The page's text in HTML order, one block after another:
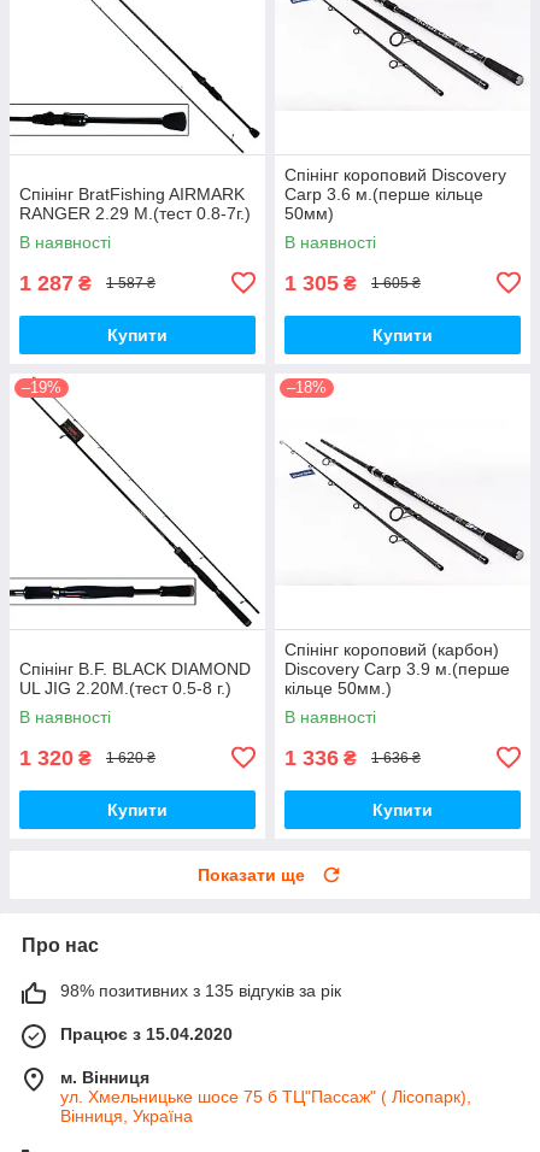
Спінінг BratFishing AIRMARK
RANGER 2.29 М.(тест 0.8-7г.)
В наявності
1 287 ₴ 1 587 ₴
Купити
Спінінг короповий Discovery
Carp 3.6 м.(перше кільце
50мм)
В наявності
1 305 ₴ 1 605 ₴
Купити
–19%
Спінінг B.F. BLACK DIAMOND
UL JIG 2.20M.(тест 0.5-8 г.)
В наявності
1 320 ₴ 1 620 ₴
Купити
–18%
Спінінг короповий (карбон)
Discovery Carp 3.9 м.(перше
кільце 50мм.)
В наявності
1 336 ₴ 1 636 ₴
Купити
Показати ще
Про нас
98% позитивних з 135 відгуків за рік
Працює з 15.04.2020
м. Вінниця
ул. Хмельницьке шосе 75 б ТЦ"Пассаж" ( Лісопарк),
Вінниця, Україна